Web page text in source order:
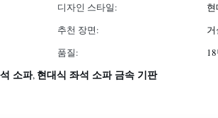
디자인 스타일:
현
추천 장면:
거
품질:
소파, 현대식 좌석 소파 금속 기판